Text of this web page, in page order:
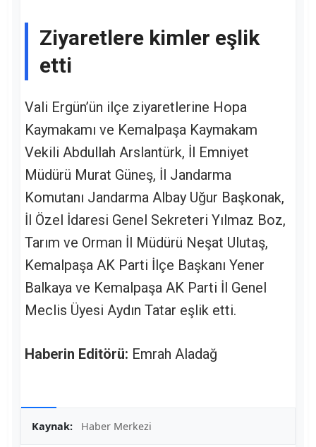
Ziyaretlere kimler eşlik
etti
Vali Ergün’ün ilçe ziyaretlerine Hopa
Kaymakamı ve Kemalpaşa Kaymakam
Vekili Abdullah Arslantürk, İl Emniyet
Müdürü Murat Güneş, İl Jandarma
Komutanı Jandarma Albay Uğur Başkonak,
İl Özel İdaresi Genel Sekreteri Yılmaz Boz,
Tarım ve Orman İl Müdürü Neşat Ulutaş,
Kemalpaşa AK Parti İlçe Başkanı Yener
Balkaya ve Kemalpaşa AK Parti İl Genel
Meclis Üyesi Aydın Tatar eşlik etti.
Haberin Editörü: Emrah Aladağ
Kaynak: Haber Merkezi